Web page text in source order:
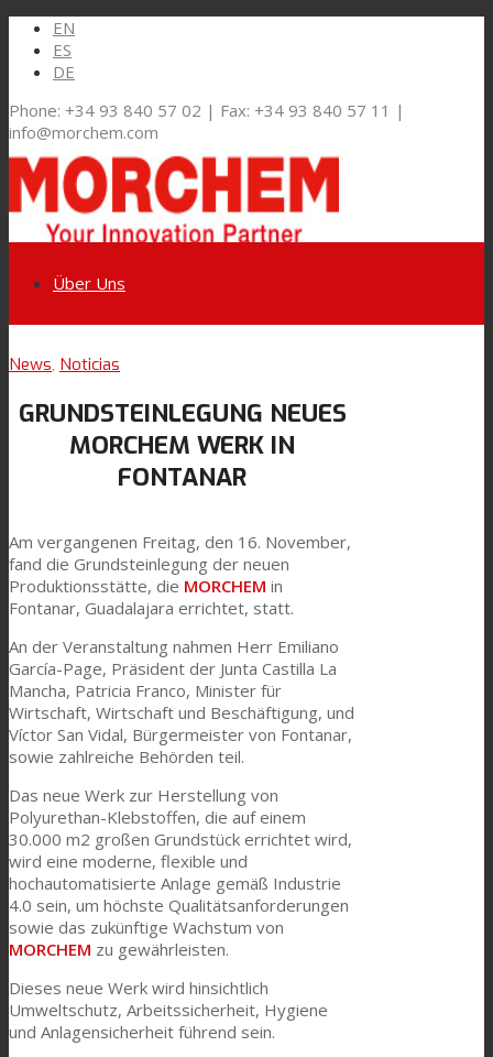
EN
ES
DE
Phone: +34 93 840 57 02 | Fax: +34 93 840 57 11 |
info@morchem.com
Link zu Youtube
Über Uns
Märkte und Lösungen
Flexible Verpackungen
Technische Laminate
Textilkaschierung
Flachkaschierung
Innovation
Forschung und Entwicklung
Consumer Care
News, Noticias
GRUNDSTEINLEGUNG NEUES
MORCHEM WERK IN
FONTANAR
Am vergangenen Freitag, den 16. November,
fand die Grundsteinlegung der neuen
Produktionsstätte, die MORCHEM in
Fontanar, Guadalajara errichtet, statt.
An der Veranstaltung nahmen Herr Emiliano
García-Page, Präsident der Junta Castilla La
Mancha, Patricia Franco, Minister für
Wirtschaft, Wirtschaft und Beschäftigung, und
Víctor San Vidal, Bürgermeister von Fontanar,
sowie zahlreiche Behörden teil.
Das neue Werk zur Herstellung von
Polyurethan-Klebstoffen, die auf einem
30.000 m2 großen Grundstück errichtet wird,
wird eine moderne, flexible und
hochautomatisierte Anlage gemäß Industrie
4.0 sein, um höchste Qualitätsanforderungen
sowie das zukünftige Wachstum von
MORCHEM zu gewährleisten.
Dieses neue Werk wird hinsichtlich
Umweltschutz, Arbeitssicherheit, Hygiene
und Anlagensicherheit führend sein.